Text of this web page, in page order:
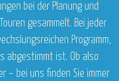
bei der Planung und
gesammelt. Bei jeder
Programm,
abgestimmt ist. Ob also
– bei uns finden Sie immer